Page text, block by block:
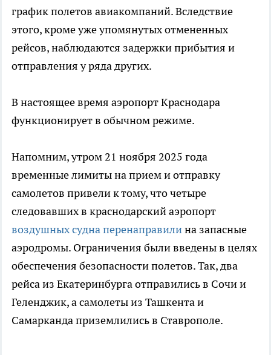
график полетов авиакомпаний. Вследствие
этого, кроме уже упомянутых отмененных
рейсов, наблюдаются задержки прибытия и
отправления у ряда других.
В настоящее время аэропорт Краснодара
функционирует в обычном режиме.
Напомним, утром 21 ноября 2025 года
временные лимиты на прием и отправку
самолетов привели к тому, что четыре
следовавших в краснодарский аэропорт
воздушных судна перенаправилина запасные
аэродромы. Ограничения были введены в целях
обеспечения безопасности полетов. Так, два
рейса из Екатеринбурга отправились в Сочи и
Геленджик, а самолеты из Ташкента и
Самарканда приземлились в Ставрополе.